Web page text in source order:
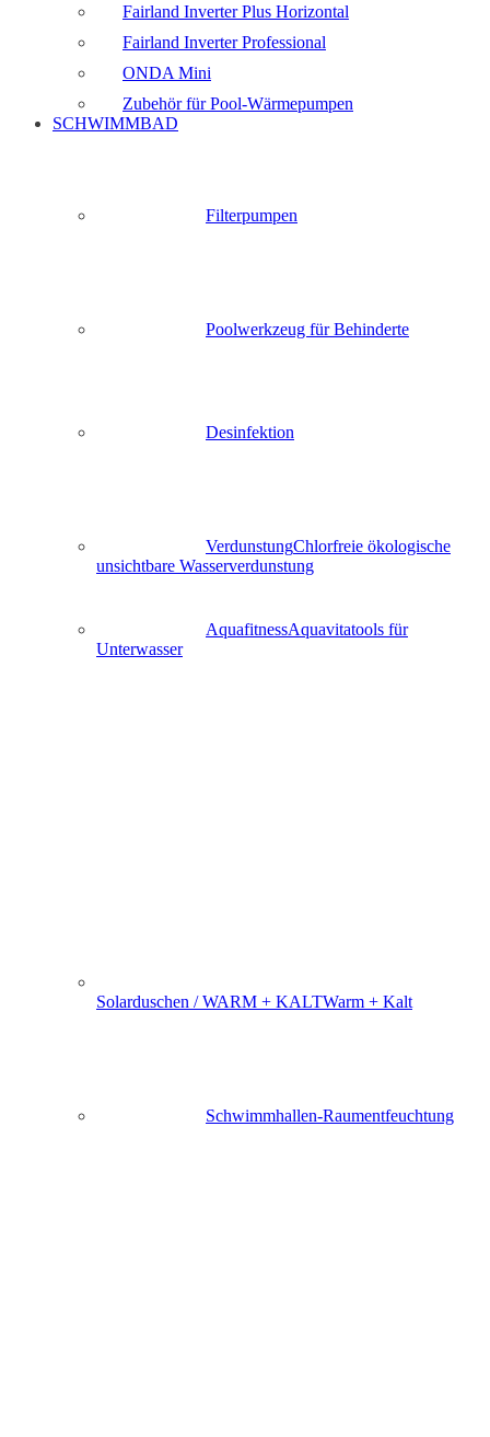
Fairland Inverter Plus Horizontal
Fairland Inverter Professional
ONDA Mini
Zubehör für Pool-Wärmepumpen
SCHWIMMBAD
Filterpumpen
Poolwerkzeug für Behinderte
Desinfektion
VerdunstungChlorfreie ökologische
unsichtbare Wasserverdunstung
AquafitnessAquavitatools für
Unterwasser
Solarduschen / WARM + KALTWarm + Kalt
Schwimmhallen-Raumentfeuchtung